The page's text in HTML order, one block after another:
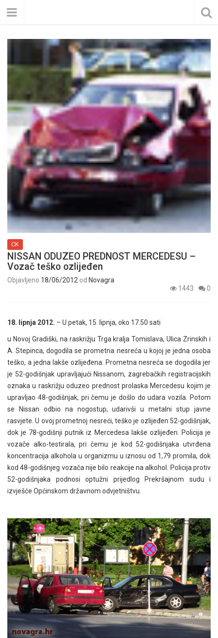
CK
NISSAN ODUZEO PREDNOST MERCEDESU –
Vozač teško ozlijeđen
Objavljeno 18/06/2012 od Novagra
1443
0
18. lipnja 2012. – U petak, 15. lipnja, oko 17.50 sati
u Novoj Gradiški, na raskrižju Trga kralja Tomislava, Ulica Zrinskih i
A. Stepinca, dogodila se prometna nesreća u kojoj je jedna osoba
teško, a jedna lakše ozlijeđena. Prometna nesreća se dogodila jer
je 52-godišnjak upravljajući Nissanom, zagrebačkih registracijskih
oznaka u raskrižju oduzeo prednost prolaska Mercedesu kojim je
upravljao 48-godišnjak, pri čemu je došlo do udara vozila. Potom
se Nissan odbio na nogostup, udarivši u metalni stup javne
rasvjete. U ovoj prometnoj nesreći, teško je ozlijeđen 52-godišnjak,
dok je 78-godišnji putnik iz Mercedesa lakše ozlijeđen. Policija je
vozače alko-testirala, pri čemu je kod 52-godišnjaka utvrđena
koncentracija alkohola u organizmu u iznosu od 1,79 promila, dok
kod 48-godišnjeg vozača nije bilo reakcije na alkohol. Policija protiv
52-godišnjaka podnosi optužni prijedlog Prekršajnom sudu i
izvješće Općinskom državnom odvjetništvu.